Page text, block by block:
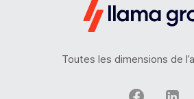
Toutes les dimensions de